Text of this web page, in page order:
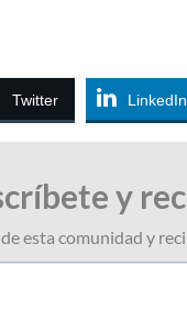
Twitter LinkedIn